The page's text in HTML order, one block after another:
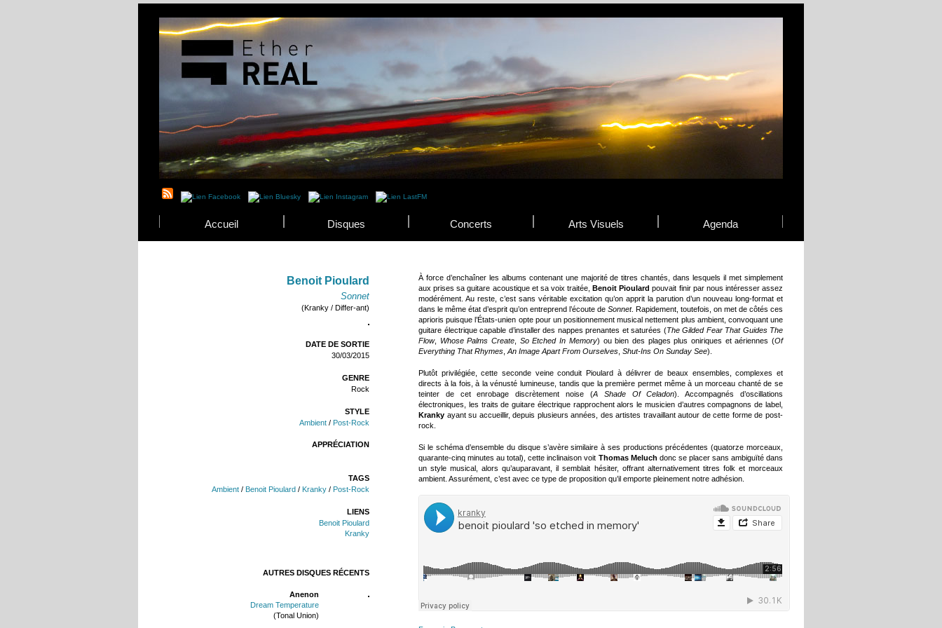
Accueil Disques Concerts Arts Visuels Agenda
Benoit Pioulard
Sonnet
(Kranky / Differ-ant)
DATE DE SORTIE
30/03/2015
GENRE
Rock
STYLE
Ambient / Post-Rock
APPRÉCIATION
TAGS
Ambient / Benoit Pioulard / Kranky / Post-Rock
LIENS
Benoit Pioulard
Kranky
AUTRES DISQUES RÉCENTS
Anenon
Dream Temperature
(Tonal Union)
À force d’enchaîner les albums contenant une majorité de titres chantés, dans lesquels il met simplement
aux prises sa guitare acoustique et sa voix traitée,Benoit Pioulard pouvait finir par nous intéresser assez
modérément. Au reste, c’est sans véritable excitation qu’on apprit la parution d’un nouveau long-format et
dans le même état d’esprit qu’on entreprend l’écoute de Sonnet. Rapidement, toutefois, on met de côtés ces
aprioris puisque l’États-unien opte pour un positionnement musical nettement plus ambient, convoquant une
guitare électrique capable d’installer des nappes prenantes et saturées (The Gilded Fear That Guides The
Flow, Whose Palms Create So Etched In Memory) ou bien des plages plus oniriques et aériennes (Of
Everything That Rhymes An Image Apart From Ourselves Shut-Ins On Sunday See).
Plutôt privilégiée, cette seconde veine conduit Pioulard à délivrer de beaux ensembles, complexes et
directs à la fois, à la vénusté lumineuse, tandis que la première permet même à un morceau chanté de se
teinter de cet enrobage discrètement noise (A Shade Of Celadon). Accompagnés d’oscillations
électroniques, les traits de guitare électrique rapprochent alors le musicien d’autres compagnons de label,
Kranky ayant su accueillir, depuis plusieurs années, des artistes travaillant autour de cette forme de post-
rock.
Si le schéma d’ensemble du disque s’avère similaire à ses productions précédentes (quatorze morceaux,
quarante-cinq minutes au total), cette inclinaison voit Thomas Meluch donc se placer sans ambiguïté dans
un style musical, alors qu’auparavant, il semblait hésiter, offrant alternativement titres folk et morceaux
ambient. Assurément, c’est avec ce type de proposition qu’il emporte pleinement notre adhésion.